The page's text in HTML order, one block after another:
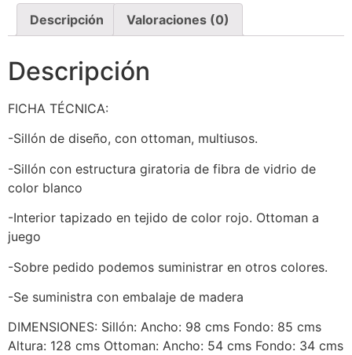
Descripción Valoraciones (0)
Descripción
FICHA TÉCNICA:
-Sillón de diseño, con ottoman, multiusos.
-Sillón con estructura giratoria de fibra de vidrio de
color blanco
-Interior tapizado en tejido de color rojo. Ottoman a
juego
-Sobre pedido podemos suministrar en otros colores.
-Se suministra con embalaje de madera
DIMENSIONES: Sillón: Ancho: 98 cms Fondo: 85 cms
Altura: 128 cms Ottoman: Ancho: 54 cms Fondo: 34 cms